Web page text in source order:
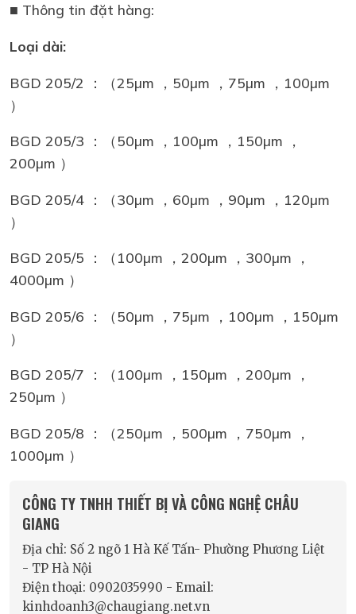
■ Thông tin đặt hàng:
Loại dài:
BGD 205/2 ：（25µm ，50µm ，75µm ，100µm
）
BGD 205/3 ：（50µm ，100µm ，150µm ，
200µm ）
BGD 205/4 ：（30µm ，60µm ，90µm ，120µm
）
BGD 205/5 ：（100µm ，200µm ，300µm ，
4000µm ）
BGD 205/6 ：（50µm ，75µm ，100µm ，150µm
）
BGD 205/7 ：（100µm ，150µm ，200µm ，
250µm ）
BGD 205/8 ：（250µm ，500µm ，750µm ，
1000µm ）
CÔNG TY TNHH THIẾT BỊ VÀ CÔNG NGHỆ CHÂU
GIANG
Địa chỉ: Số 2 ngõ 1 Hà Kế Tấn- Phường Phương Liệt
- TP Hà Nội
Điện thoại: 0902035990 - Email:
kinhdoanh3@chaugiang.net.vn